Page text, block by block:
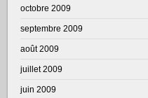
octobre 2009
septembre 2009
août 2009
juillet 2009
juin 2009